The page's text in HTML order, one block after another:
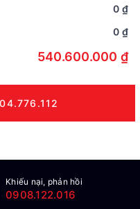
0 ₫
0 ₫
540.600.000 ₫
Khiếu nại, phản hồi
0908.122.016